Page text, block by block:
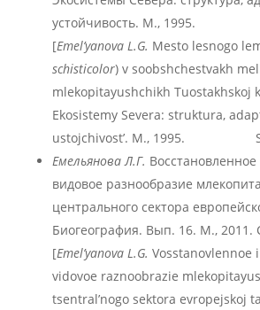
устойчивость. М., 1995.
[Emel’yanova L.G. Mesto lesnogo
schisticolor) v soobshchestvakh
mlekopitayushchikh Tuostakhskoj
Ekosistemy Severa: struktura,
ustojchivost’. M., 1995. S.
Емельянова Л.Г.
видовое разнообразие
центрального сектора
Биогеография. Вып. 16. М., 2011.
[Emel’yanova L.G. Vosstanovlennoe
vidovoe raznoobrazie
tsentral’nogo sektora evropejskoj